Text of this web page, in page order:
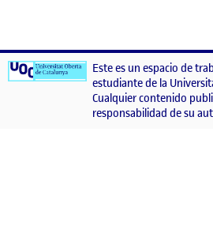
Este es un espacio de
estudiante de la
Cualquier contenido
responsabilidad de su